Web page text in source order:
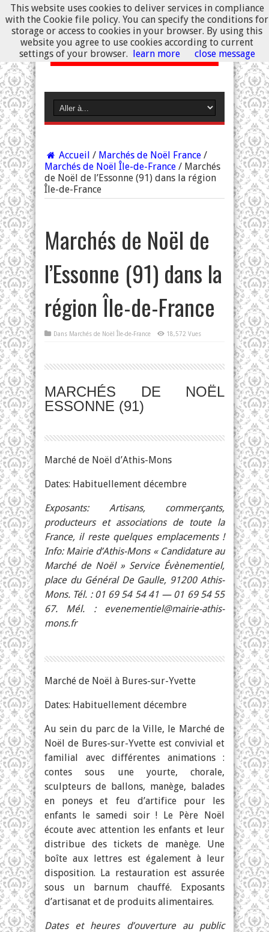
Accueil / Marchés de Noël France /
Marchés de Noël Île-de-France / Marchés
de Noël de l’Essonne (91) dans la région
Île-de-France
Marchés de Noël de
l’Essonne (91) dans la
région Île-de-France
Dans Marchés de Noël Île-de-France 18,572 Vues
MARCHÉS DE NOËL
ESSONNE (91)
Marché de Noël d’Athis-Mons
Dates: Habituellement décembre
Exposants: Artisans, commerçants,
producteurs et associations de toute la
France, il reste quelques emplacements !
Info: Mairie d’Athis-Mons « Candidature au
Marché de Noël » Service Évènementiel,
place du Général De Gaulle, 91200 Athis-
Mons. Tél. : 01 69 54 54 41 — 01 69 54 55
67. Mél. : evenementiel@mairie-athis-
mons.fr
Marché de Noël à Bures-sur-Yvette
Dates: Habituellement décembre
Au sein du parc de la Ville, le Marché de
Noël de Bures-sur-Yvette est convivial et
familial avec différentes animations :
contes sous une yourte, chorale,
sculpteurs de ballons, manège, balades
en poneys et feu d’artifice pour les
enfants le samedi soir ! Le Père Noël
écoute avec attention les enfants et leur
distribue des tickets de manège. Une
boîte aux lettres est également à leur
disposition. La restauration est assurée
sous un barnum chauffé. Exposants
d’artisanat et de produits alimentaires.
Dates et heures d’ouverture au public
This website uses cookies to deliver services in compliance
with the Cookie file policy. You can specify the conditions for
storage or access to cookies in your browser. By using this
website you agree to use cookies according to current
settings of your browser. learn more close message